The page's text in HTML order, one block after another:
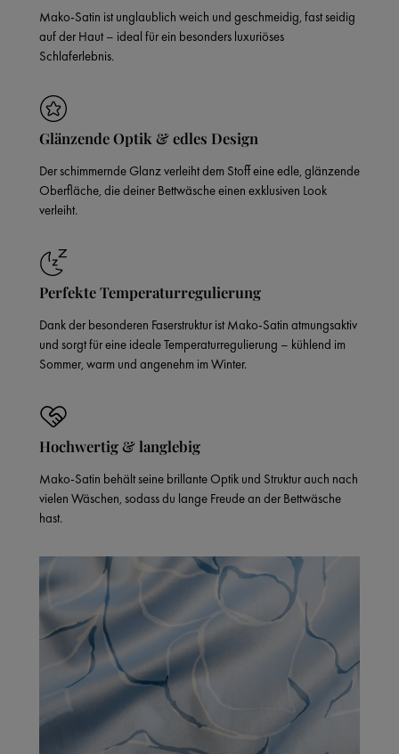
Mako-Satin ist unglaublich weich und geschmeidig, fast seidig
auf der Haut – ideal für ein besonders luxuriöses
Schlaferlebnis.
Glänzende Optik & edles Design
Der schimmernde Glanz verleiht dem Stoff eine edle, glänzende
Oberfläche, die deiner Bettwäsche einen exklusiven Look
verleiht.
Perfekte Temperaturregulierung
Dank der besonderen Faserstruktur ist Mako-Satin atmungsaktiv
und sorgt für eine ideale Temperaturregulierung – kühlend im
Sommer, warm und angenehm im Winter.
Hochwertig & langlebig
Mako-Satin behält seine brillante Optik und Struktur auch nach
vielen Wäschen, sodass du lange Freude an der Bettwäsche
hast.